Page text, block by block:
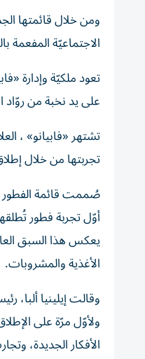
ومن خلال قائمتها
الاجتماعيّة المفعمة
على يد نخبة من روّاد
تشتهر «فابيانو» ،
تجربتها من خلال
صُممت قائمة الفطور
أوّل تجربة فطور
يعكس هذا السبق
الأغذية والمشروبات.
وقالت إيلينيا
ولأوّل مرّة على
الأفكار الجديدة،